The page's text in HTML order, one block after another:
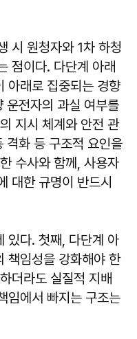
시 원청자와 1차 하청
점이다. 다단계 아래
아래로 집중되는 경향
운전자의 과실 여부를
지시 체계와 안전 관
격화 등 구조적 요인을
수사와 함께, 사용자
대한 규명이 반드시
있다. 첫째, 다단계 아
책임성을 강화해야 한
더라도 실질적 지배
임에서 빠지는 구조는